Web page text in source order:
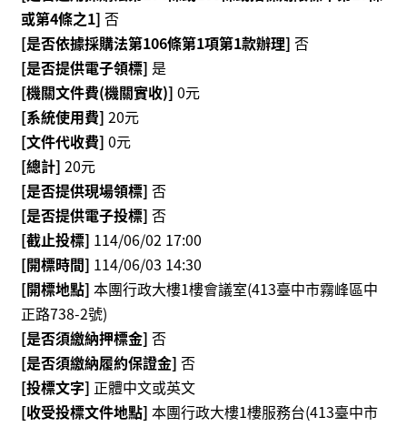
開
放
宣
告
版
權
宣
告
雙
語
詞
彙
聯
絡
我
們
或第4條之1] 否
[是否依據採購法第106條第1項第1款辦理] 否
[是否提供電子領標] 是
[機關文件費(機關實收)] 0元
[系統使用費] 20元
[文件代收費] 0元
[總計] 20元
[是否提供現場領標] 否
[是否提供電子投標] 否
[截止投標] 114/06/02 17:00
[開標時間] 114/06/03 14:30
[開標地點] 本團行政大樓1樓會議室(413臺中市霧峰區中
正路738-2號)
[是否須繳納押標金] 否
[是否須繳納履約保證金] 否
[投標文字] 正體中文或英文
[收受投標文件地點] 本團行政大樓1樓服務台(413臺中市